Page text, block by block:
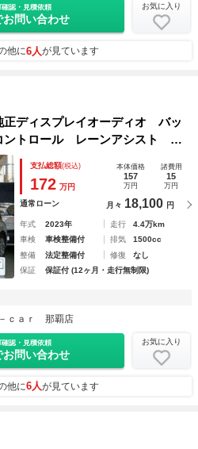
確認・見積依頼
お問い合わせ
お気に入り
他に6人が見ています
ディスプレイオーディオ バッ
ントロール レーンアシスト 衝
チックハイビーム オートライ
ートキー
支払総額(税込)
172 万円
本体価格
157
万円
諸費用
15
万円
通常ローン 月々 18,100 円
年式 2023年 走行
4.4万km
車検
車検整備付 排気
1500cc
整備
法定整備付 修復
なし
保証
保証付 (12ヶ月・走行無制限)
ｃａｒ 那覇店
確認・見積依頼
お問い合わせ
お気に入り
他に6人が見ています